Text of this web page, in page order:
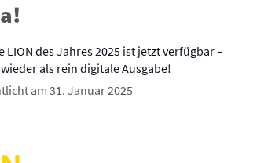
LION des Jahres 2025 ist jetzt verfügbar –
als rein digitale Ausgabe!
am 31. Januar 2025